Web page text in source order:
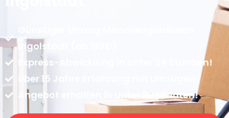
Ingolstadt (ab 199€)
Express-Abwicklung in unter 24 Stunden!
Über 15 Jahre Erfahrung mit Umzügen!
Angebot erhalten in unter 30 Minuten!